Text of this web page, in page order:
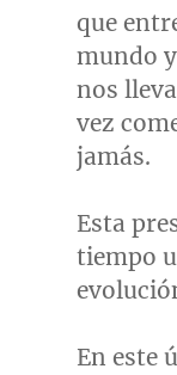
que
mundo
nos
vez
jamás.
Esta
tiempo
En este